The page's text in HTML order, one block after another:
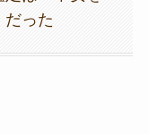
だった